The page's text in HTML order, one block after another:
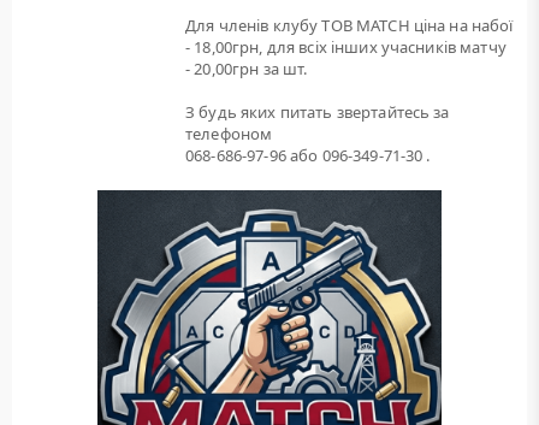
Для членів клубу ТОВ MATCH ціна на набої
- 18,00грн, для всіх інших учасників матчу
- 20,00грн за шт.
З будь яких питать звертайтесь за
телефоном
068-686-97-96 або 096-349-71-30 .